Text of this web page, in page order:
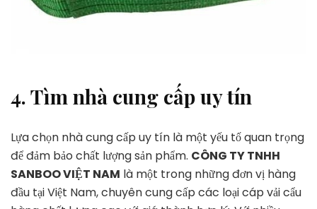
4.Tìm nhà cung cấp uy tín
Lựa chọn nhà cung cấp uy tín là một yếu tố quan trọng
để đảm bảo chất lượng sản phẩm. CÔNG TY TNHH
SANBOO VIỆT NAM là một trong những đơn vị hàng
đầu tại Việt Nam, chuyên cung cấp các loại cáp vải cẩu